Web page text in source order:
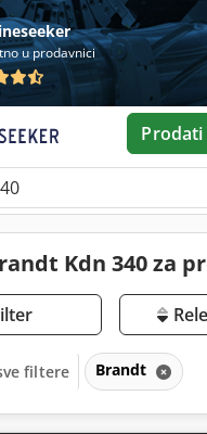
u prodavnici
Prodati
Kdn 340 za
filtere Brandt